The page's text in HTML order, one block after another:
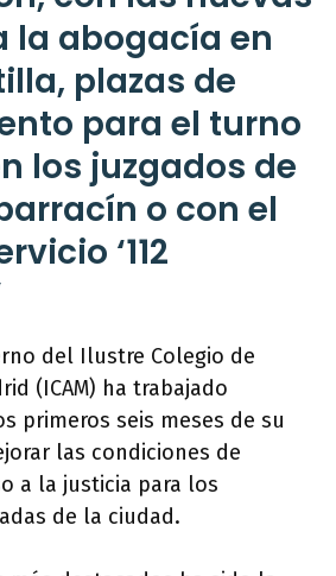
la abogacía en
plazas de
para el turno
los juzgados de
o con el
‘112
del Ilustre Colegio de
(ICAM) ha trabajado
primeros seis meses de su
las condiciones de
a la justicia para los
de la ciudad.